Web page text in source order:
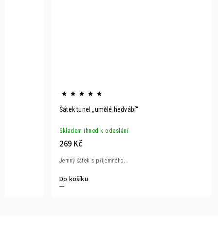
Šátek tunel „umělé hedvábí“
Skladem ihned k odeslání
269 Kč
Do košíku
Jemný šátek s příjemného...